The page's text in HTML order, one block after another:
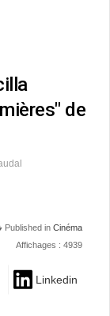
de
Published in Cinéma
Affichages : 4939
Linkedin